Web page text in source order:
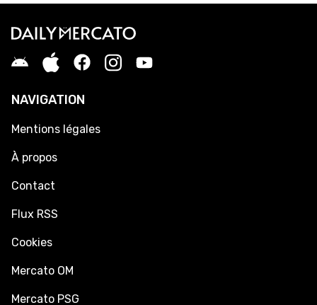
NAVIGATION
Mentions légales
À propos
Contact
Flux RSS
Cookies
Mercato OM
Mercato PSG